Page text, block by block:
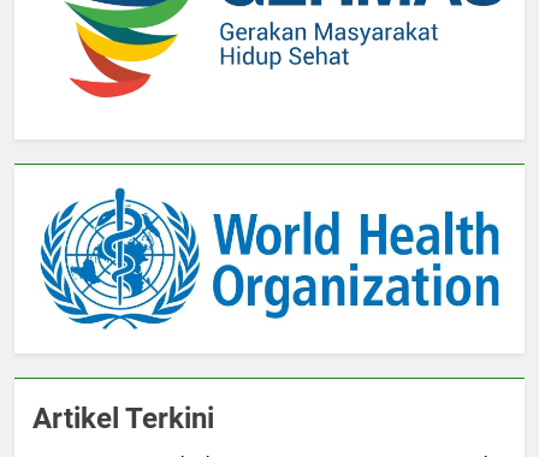
Artikel Terkini